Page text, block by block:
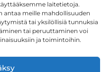
laitetietoja.
antaa meille mahdollisuuden
tai yksilöllisiä tunnuksia
tai peruuttaminen voi
ja toimintoihin.